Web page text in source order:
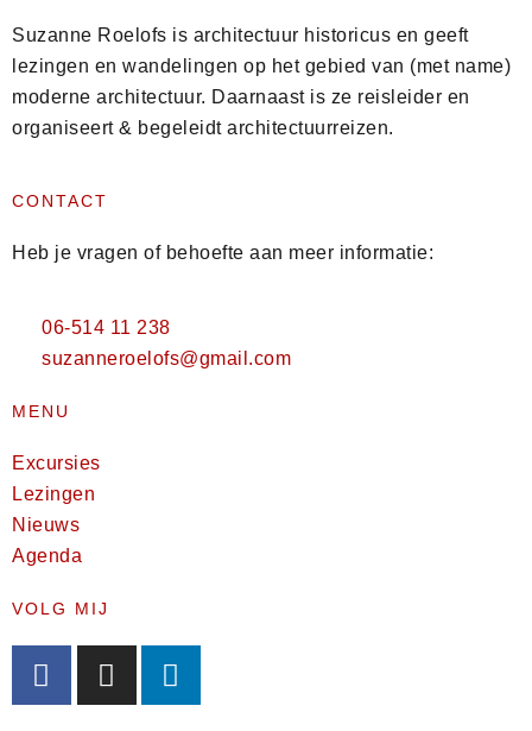
Suzanne Roelofs is architectuur historicus en geeft
lezingen en wandelingen op het gebied van (met name)
moderne architectuur. Daarnaast is ze reisleider en
organiseert & begeleidt architectuurreizen.
CONTACT
Heb je vragen of behoefte aan meer informatie:
06-514 11 238
suzanneroelofs@gmail.com
MENU
Excursies
Lezingen
Nieuws
Agenda
VOLG MIJ